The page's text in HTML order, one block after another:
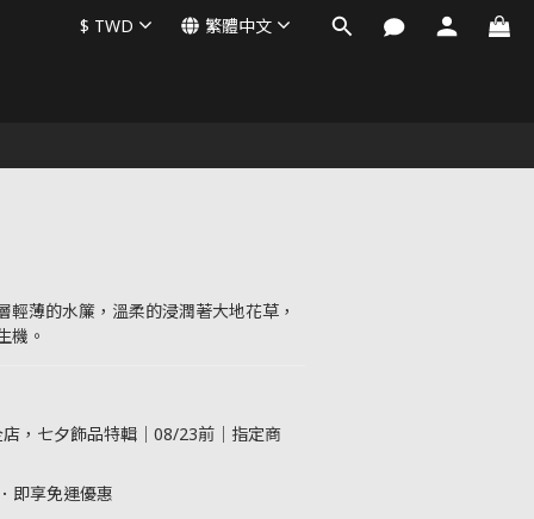
$ TWD 繁體中文
輕薄的水簾，溫柔的浸潤著大地花草，
機。
，七夕飾品特輯｜08/23前｜指定商
即享免運優惠